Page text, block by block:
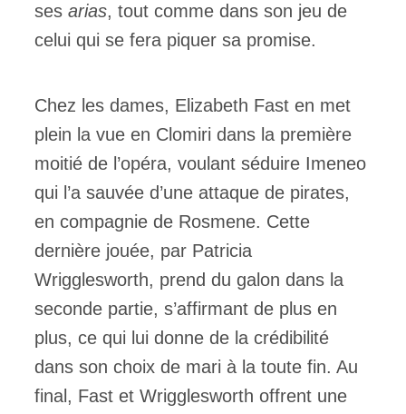
ses arias, tout comme dans son jeu de
celui qui se fera piquer sa promise.
Chez les dames, Elizabeth Fast en met
plein la vue en Clomiri dans la première
moitié de l’opéra, voulant séduire Imeneo
qui l’a sauvée d’une attaque de pirates,
en compagnie de Rosmene. Cette
dernière jouée, par Patricia
Wrigglesworth, prend du galon dans la
seconde partie, s’affirmant de plus en
plus, ce qui lui donne de la crédibilité
dans son choix de mari à la toute fin. Au
final, Fast et Wrigglesworth offrent une